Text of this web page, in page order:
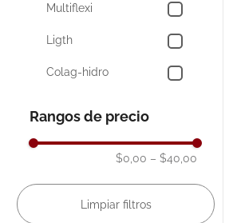
Multiflexi
Ligth
Colag-hidro
Antipirético -
Psicoléptico
Rangos de precio
$0,00 – $40,00